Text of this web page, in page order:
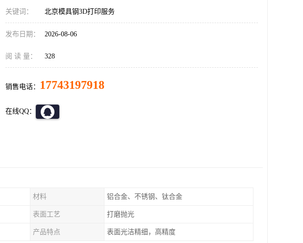
关键词： 北京模具钢3D打印服务
发布日期： 2026-08-06
阅 读 量： 328
销售电话： 17743197918
在线QQ：
材料 铝合金、不锈钢、钛合金
表面工艺 打磨抛光
产品特点 表面光洁精细，高精度